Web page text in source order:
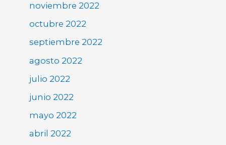
noviembre 2022
octubre 2022
septiembre 2022
agosto 2022
julio 2022
junio 2022
mayo 2022
abril 2022